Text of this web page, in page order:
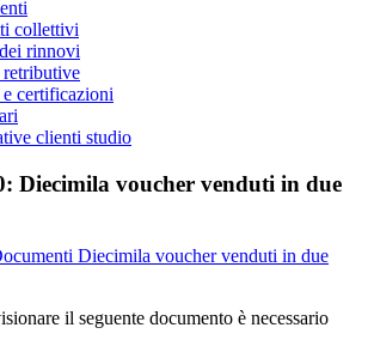
collettivi
rinnovi
retributive
certificazioni
clienti studio
Diecimila voucher venduti in due
Diecimila voucher venduti in due
il seguente documento è necessario